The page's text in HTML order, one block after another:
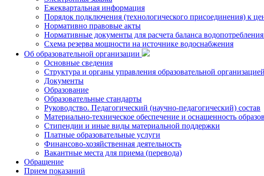
Ежеквартальная информация
Порядок подключения (технологического присоединения) к
Нормативно правовые акты
Нормативные документы для расчета баланса
Схема резерва мощности на источнике водоснабжения
Об образовательной организации
Основные сведения
Структура и органы управления образовательной организацией
Документы
Образование
Образовательные стандарты
Руководство. Педагогический (научно-педагогический) состав
Материально-техническое обеспечение и оснащенность
Стипендии и иные виды материальной поддержки
Платные образовательные услуги
Финансово-хозяйственная деятельность
Вакантные места для приема (перевода)
Обращение
Прием показаний